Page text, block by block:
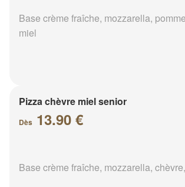
Base crème fraîche, mozzarella,
miel
Pizza chèvre miel senior
Dès 13.90 €
Base crème fraîche, mozzarella,